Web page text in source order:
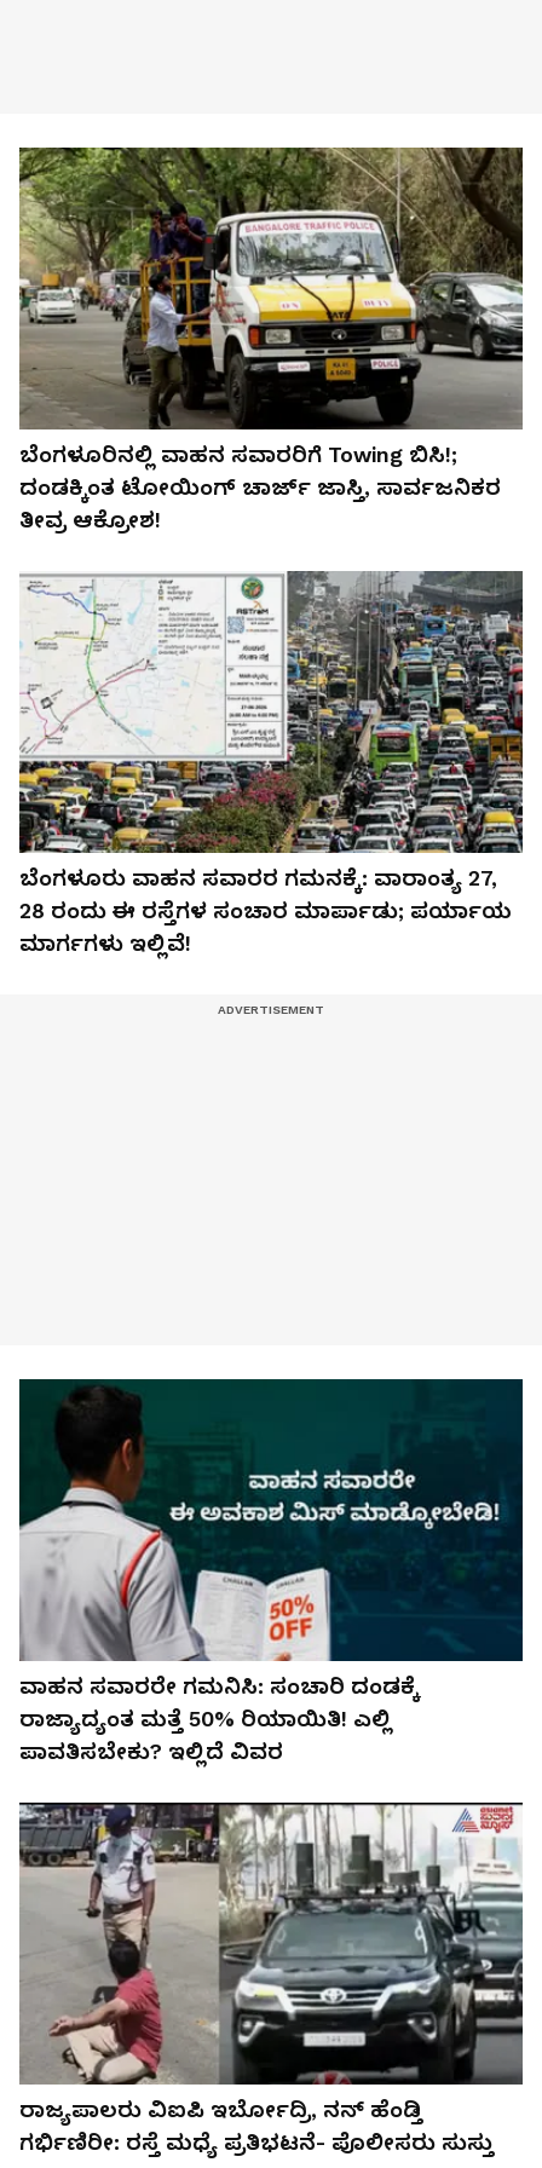
ಬೆಂಗಳೂರಿನಲ್ಲಿ ವಾಹನ ಸವಾರರಿಗೆ Towing ಬಿಸಿ!;
ದಂಡಕ್ಕಿಂತ ಟೋಯಿಂಗ್ ಚಾರ್ಜ್‌ ಜಾಸ್ತಿ, ಸಾರ್ವಜನಿಕರ
ತೀವ್ರ ಆಕ್ರೋಶ!
ಬೆಂಗಳೂರು ವಾಹನ ಸವಾರರ ಗಮನಕ್ಕೆ: ವಾರಾಂತ್ಯ 27,
28 ರಂದು ಈ ರಸ್ತೆಗಳ ಸಂಚಾರ ಮಾರ್ಪಾಡು; ಪರ್ಯಾಯ
ಮಾರ್ಗಗಳು ಇಲ್ಲಿವೆ!
ವಾಹನ ಸವಾರರೇ ಗಮನಿಸಿ: ಸಂಚಾರಿ ದಂಡಕ್ಕೆ
ರಾಜ್ಯಾದ್ಯಂತ ಮತ್ತೆ 50% ರಿಯಾಯಿತಿ! ಎಲ್ಲಿ
ಪಾವತಿಸಬೇಕು? ಇಲ್ಲಿದೆ ವಿವರ
ರಾಜ್ಯಪಾಲರು ವಿಐಪಿ ಇರ್ಬೋದ್ರಿ, ನನ್​ ಹೆಂಡ್ತಿ
ಗರ್ಭಿಣಿರೀ: ರಸ್ತೆ ಮಧ್ಯೆ ಪ್ರತಿಭಟನೆ- ಪೊಲೀಸರು ಸುಸ್ತು